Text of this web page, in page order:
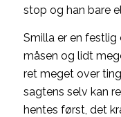
stop og han bare
Smilla er en
måsen og lidt
ret meget over
sagtens selv kan
hentes først, det